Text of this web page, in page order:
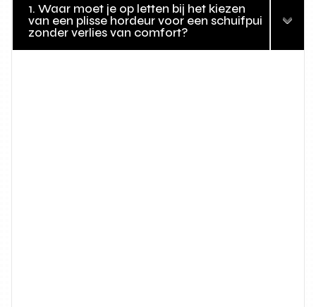
1. Waar moet je op letten bij het kiezen
van een plisse hordeur voor een schuifpui
zonder verlies van comfort?